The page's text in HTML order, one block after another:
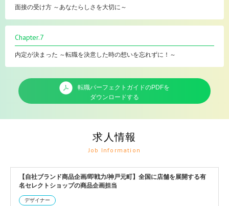
面接の受け方 ～あなたらしさを大切に～
Chapter.7
内定が決まった ～転職を決意した時の想いを忘れずに！～
転職パーフェクトガイドのPDFを
ダウンロードする
求人情報
Job Information
【自社ブランド商品企画/即戦力/神戸元町】全国に店舗を展開する有
名セレクトショップの商品企画担当
デザイナー